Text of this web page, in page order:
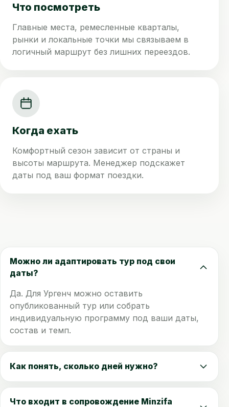
Что посмотреть
Главные места, ремесленные кварталы,
рынки и локальные точки мы связываем в
логичный маршрут без лишних переездов.
Когда ехать
Комфортный сезон зависит от страны и
высоты маршрута. Менеджер подскажет
даты под ваш формат поездки.
Можно ли адаптировать тур под свои
даты?
Да. Для Ургенч можно оставить
опубликованный тур или собрать
индивидуальную программу под ваши даты,
состав и темп.
Как понять, сколько дней нужно?
Что входит в сопровождение Minzifa